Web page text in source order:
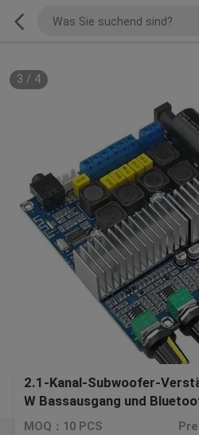
3 / 4
2.1-Kanal-Subwoofer-
W Bassausgang und
Audio-Stereo-Equalizer
MOQ：10 PCS